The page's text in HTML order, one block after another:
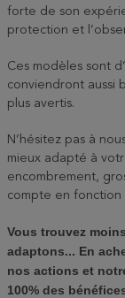
forte de son
protection et
Ces modèles sont
conviendront aussi
plus avertis.
N’hésitez pas à
mieux adapté à
encombrement,
compte en fonction
Vous trouvez
adaptons... En
nos actions et
100% des